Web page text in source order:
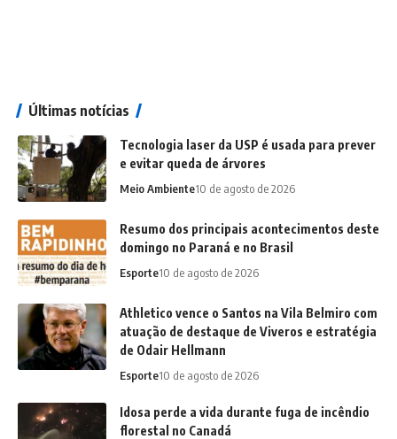
Últimas notícias
Tecnologia laser da USP é usada para prever
e evitar queda de árvores
Meio Ambiente10 de agosto de 2026
Resumo dos principais acontecimentos deste
domingo no Paraná e no Brasil
Esporte10 de agosto de 2026
Athletico vence o Santos na Vila Belmiro com
atuação de destaque de Viveros e estratégia
de Odair Hellmann
Esporte10 de agosto de 2026
Idosa perde a vida durante fuga de incêndio
florestal no Canadá